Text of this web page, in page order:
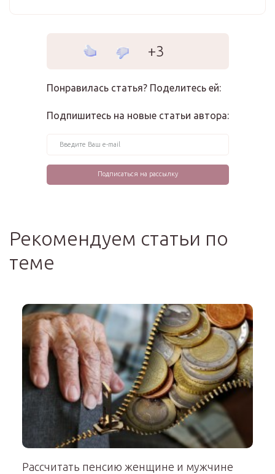
+3
Понравилась статья? Поделитесь ей:
Подпишитесь на новые статьи автора:
Рекомендуем статьи по
теме
Рассчитать пенсию женщине и мужчине